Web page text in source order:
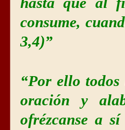
consume,
3,4)”
“Por ello
oración y
ofrézcanse a